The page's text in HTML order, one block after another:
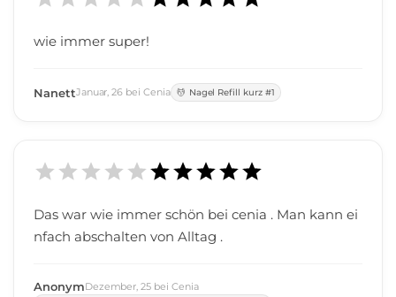
wie immer super!
NanettJanuar,26 bei Cenia Nagel Refill kurz #1
Das war wie immer schön bei cenia . Man kann ei
nfach abschalten von Alltag .
AnonymDezember ,25 bei Cenia